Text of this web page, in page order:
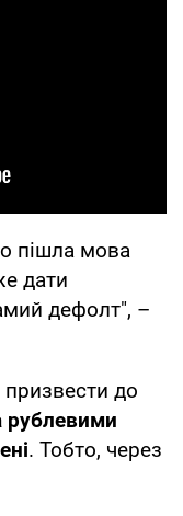
пішла мова
дати
дефолт", –
до
рублевими
. Тобто, через